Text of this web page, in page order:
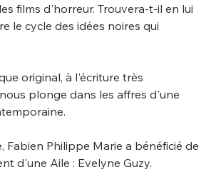
films d'horreur. Trouvera-t-il en lui
le cycle des idées noires qui
original, à l'écriture très
plonge dans les affres d'une
Fabien Philippe Marie a bénéficié de
d'une Aile : Evelyne Guzy.